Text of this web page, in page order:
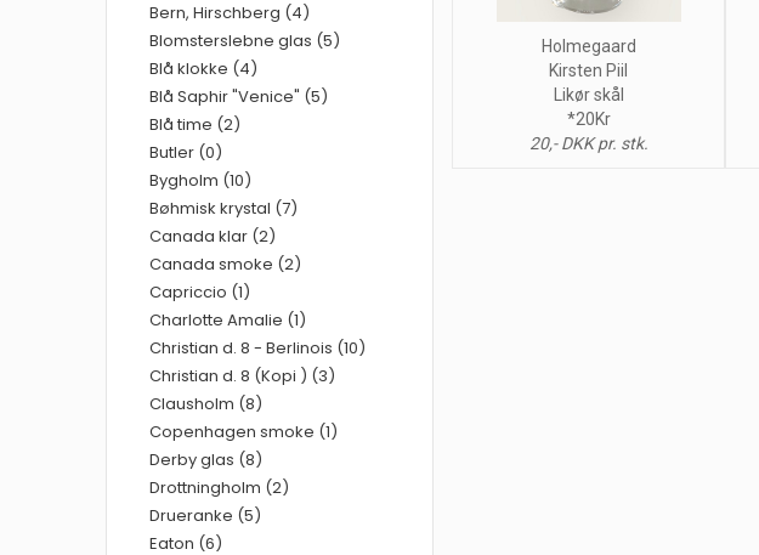
Holmegaard
Kirsten Piil
Likør skål
*20Kr
20,- DKK pr. stk.
Bern, Hirschberg (4)
Blomsterslebne glas (5)
Blå klokke (4)
Blå Saphir "Venice" (5)
Blå time (2)
Butler (0)
Bygholm (10)
Bøhmisk krystal (7)
Canada klar (2)
Canada smoke (2)
Capriccio (1)
Charlotte Amalie (1)
Christian d. 8 - Berlinois (10)
Christian d. 8 (Kopi ) (3)
Clausholm (8)
Copenhagen smoke (1)
Derby glas (8)
Drottningholm (2)
Drueranke (5)
Eaton (6)